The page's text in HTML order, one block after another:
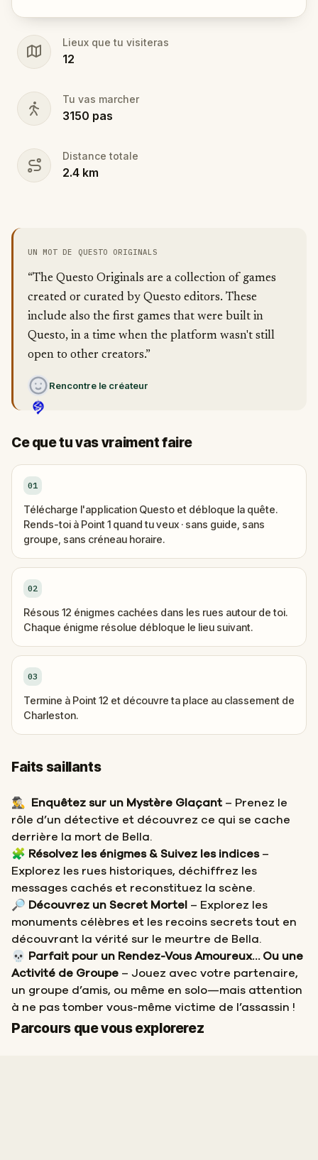
Lieux que tu visiteras
12
Tu vas marcher
3150 pas
Distance totale
2.4 km
UN MOT DE QUESTO ORIGINALS
“The Questo Originals are a collection of games
created or curated by Questo editors. These
include also the first games that were built in
Questo, in a time when the platform wasn't still
open to other creators.”
Rencontre le créateur
Ce que tu vas vraiment faire
01
Télécharge l'application Questo et débloque la quête.
Rends-toi à Point 1 quand tu veux · sans guide, sans
groupe, sans créneau horaire.
02
Résous 12 énigmes cachées dans les rues autour de toi.
Chaque énigme résolue débloque le lieu suivant.
03
Termine à Point 12 et découvre ta place au classement de
Charleston.
Faits saillants
🕵️‍♂️ Enquêtez sur un Mystère Glaçant – Prenez le
rôle d’un détective et découvrez ce qui se cache
derrière la mort de Bella.
🧩 Résolvez les énigmes & Suivez les indices–
Explorez les rues historiques, déchiffrez les
messages cachés et reconstituez la scène.
🔎 Découvrez un Secret Mortel – Explorez les
monuments célèbres et les recoins secrets tout en
découvrant la vérité sur le meurtre de Bella.
💀
Parfait pour un Rendez-Vous Amoureux… Ou une
Activité de Groupe – Jouez avec votre partenaire,
un groupe d’amis, ou même en solo—mais attention
à ne pas tomber vous-même victime de l’assassin !
Parcours que vous explorerez
Départ
Arrivée